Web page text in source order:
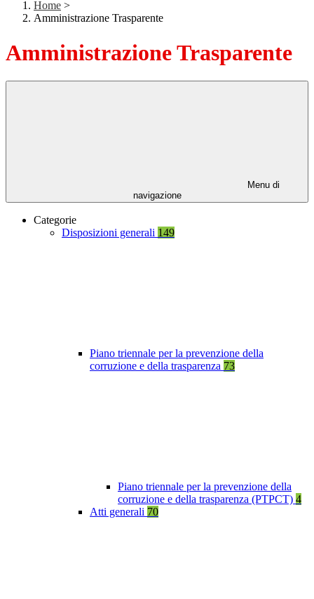
Home >
Amministrazione Trasparente
Amministrazione Trasparente
Menu di
navigazione
Categorie
Disposizioni generali 149
Piano triennale per la prevenzione della
corruzione e della trasparenza 73
Piano triennale per la prevenzione della
corruzione e della trasparenza (PTPCT) 4
Atti generali 70